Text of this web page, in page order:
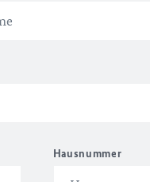
Hausnummer